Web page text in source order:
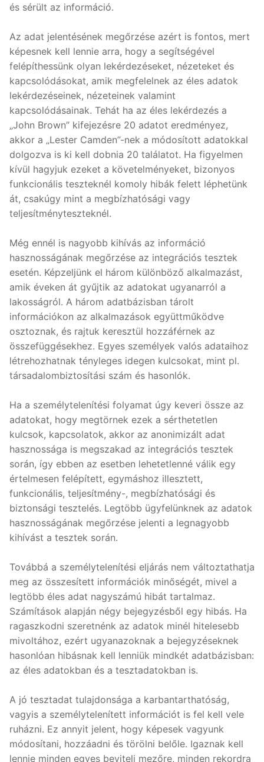
és sérült az információ.
Az adat jelentésének megőrzése azért is fontos, mert
képesnek kell lennie arra, hogy a segítségével
felépíthessünk olyan lekérdezéseket, nézeteket és
kapcsolódásokat, amik megfelelnek az éles adatok
lekérdezéseinek, nézeteinek valamint
kapcsolódásainak. Tehát ha az éles lekérdezés a
„John Brown” kifejezésre 20 adatot eredményez,
akkor a „Lester Camden”-nek a módosított adatokkal
dolgozva is ki kell dobnia 20 találatot. Ha figyelmen
kívül hagyjuk ezeket a követelményeket, bizonyos
funkcionális teszteknél komoly hibák felett léphetünk
át, csakúgy mint a megbízhatósági vagy
teljesítményteszteknél.
Még ennél is nagyobb kihívás az információ
hasznosságának megőrzése az integrációs tesztek
esetén. Képzeljünk el három különböző alkalmazást,
amik éveken át gyűjtik az adatokat ugyanarról a
lakosságról. A három adatbázisban tárolt
információkon az alkalmazások együttműködve
osztoznak, és rajtuk keresztül hozzáférnek az
összefüggésekhez. Egyes személyek valós adataihoz
létrehozhatnak tényleges idegen kulcsokat, mint pl.
társadalombiztosítási szám és hasonlók.
Ha a személytelenítési folyamat úgy keveri össze az
adatokat, hogy megtörnek ezek a sérthetetlen
kulcsok, kapcsolatok, akkor az anonimizált adat
hasznossága is megszakad az integrációs tesztek
során, így ebben az esetben lehetetlenné válik egy
értelmesen felépített, egymáshoz illesztett,
funkcionális, teljesítmény-, megbízhatósági és
biztonsági tesztelés. Legtöbb ügyfelünknek az adatok
hasznosságának megőrzése jelenti a legnagyobb
kihívást a tesztek során.
Továbbá a személytelenítési eljárás nem változtathatja
meg az összesített információk minőségét, mivel a
legtöbb éles adat nagyszámú hibát tartalmaz.
Számítások alapján négy bejegyzésből egy hibás. Ha
ragaszkodni szeretnénk az adatok minél hitelesebb
mivoltához, ezért ugyanazoknak a bejegyzéseknek
hasonlóan hibásnak kell lenniük mindkét adatbázisban:
az éles adatokban és a tesztadatokban is.
A jó tesztadat tulajdonsága a karbantarthatóság,
vagyis a személytelenített információt is fel kell vele
ruházni. Ez annyit jelent, hogy képesek vagyunk
módosítani, hozzáadni és törölni belőle. Igaznak kell
lennie minden egyes beviteli mezőre, minden rekordra